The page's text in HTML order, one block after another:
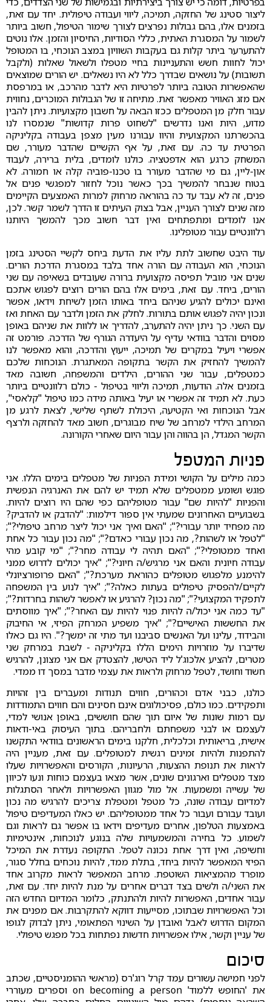
ליצור סטינג של החזקה, תמיכה, ליווי ועבודה טיפולית. יחד עם זאת,
בזמנים אלו, בהם גבולות נפרצים לצורך שימור הטיפול, חשוב ביותר
לשמור על המסגרת האתית, כללי הסודיות, החיסיון והזמן. אלו נוטים
להתערער ביתר קלות גם בעקבות השוויון במצב הנוכחי, בו המטופל
יכול לחוות חשש והתעניינות בחיי מטפלו ולשאול שאלות (ולקבל
תשובות) על נושאים שבדרך כלל לא היו נשאלים. יש הורים שמוצאים
שהאפשרות הטובה ביותר לפרטיות היא לדבר מהרכב, או במרפסת
אם מזג האוויר מאפשר זאת. מתיחה זו של הגבולות המוכרים, נחווית
עבור חלק מן המטפלים ככזו הבאה על חשבון מקצועיות. ניתן להבין
מדוע, היות ואנו נדרשים "לשחוט פרות קדושות" שנמסרו לנו
בהכשרתנו המקצועית והיוו עבורנו מעין מצפן בעבודה בקליניקה
הפרטית עד כה. עם זאת, על אף הקשיים שהדבר מעורר, שם
המשחק כרגע הוא אדפטציה. כולנו לומדים, בלית ברירה, לעבוד
און-ליין, גם מי שהדבר מעורר בו טכנו-פוביה קלה או חמורה. לא
בטוח שנבחר להמשיך בכך כאשר נוכל לחזור למפגשי פנים אל
פנים, זה לא עבד עד כה בהוראה מרחוק למרות האמצעים הקיימים
מזה שנים לצורך העניין, אבל בצוק העיתים זו הדרך לשמר קשר. לכן,
אנו לומדים ומתפתחים ואין דבר חשוב מכך להמשך היותנו
רלוונטיים עבור מטופלינו.
עוד היבט שחשוב לתת עליו את הדעת ביחס לקשיי הסטינג בזמן
הנוכחי, הוא העבודה עם הורה אחד בלבד במסגרת הדרכת הורים.
שנים אני מוביל תפיסה מקצועית ברורה שעובדים בשאיפה עם שני
הורים, ביחד. עם זאת, בימים אלו בהם הורים רוצים לפגוש אתכם
ואינם יכולים להגיע שניהם ביחד באותו הזמן לשיחת וידאו, אפשר
ונכון יהיה לפגוש אותם בתורות. לחלק את הזמן ולדבר עם האחת ואז
עם השני. כך ניתן יהיה להתערב, להדריך או ללוות את שניהם באופן
מסוים והדבר בוודאי עדיף על היעדרה הגורף של הדרכה. פורמט זה
אפשרי ויעיל במקרים של תמיכה, ייעוץ והדרכה, והוא מאפשר לנו
להמשיך להחזיק את הקשר בתקופה המאתגרת. הנוכחות שלכם
כמטפלים, עבור שני ההורים, הילדים והמשפחה, חשובה מאד
בזמנים אלה. הודעות, תמיכה וליווי בטיפול - כולם רלוונטיים ביותר
כעת. לא תמיד זה אפשרי או יעיל באותה מידה כמו טיפול "קלאסי",
אבל הנוכחות ואי הקטיעה, היכולת לשתף שלישי, לצאת לרגע מן
המרחב הילדי למרחב של שיח מבוגרים, חשוב מאד להחזקה ולרצף
הקשר המגדל, הן בהווה והן עבור היום שאחרי הקורונה.
פניות המטפל
כמה מילים על הקושי ומידת הפניות של מטפלים בימים הללו. אני
פוגש ושומע ממטפלים שלא תמיד יש להם את האנרגיה הנפשית
והפניות "להיות שם" עבור מטופליהם כפי שהם היו רוצים להיות.
בשבועיים האחרונים שמעתי אין ספור דילמות: "להדבק או להדביק?
מה מפחיד יותר עבורי?"; "האם ואיך אני יכול ליצר מרחב טיפולי?";
"לטפל או לשהות?, מה נכון עבורי כאדם?"; "מה נכון עבור כל אחת
ואחד ממטופלי?"; "האם תהיה לי עבודה מחר?"; "מי קובע מהי
עבודה חיונית והאם אני מרגיש/ה חיוני?"; "איך יכולים לדרוש ממני
להימנע מלפגוש מטופלים כהוראת מערכת?"; "האם פרופורציונלי
לקיים/להפסיק טיפולים בעתות כאלה?"; "איך לנוע בין המשפחה
לתפקיד המקצועי?"; "מה נכון? להרגיע או לאפשר לשהות בחרדות?";
"עד כמה אני יכול/ה להיות פנוי להיות עם האחר?"; "איך מווסתים
את החששות האישיים?"; "איך משפיע המרחק הפיזי, אי החיבוק
והבידוד, עלינו ועל האנשים סביבנו ועד מתי זה ימשך?". היו גם כאלו
שדיברו על מוזרויות הימים הללו בקליניקה - לשבת במרחק שני
מטרים, להציע אלכוג'ל ליד הטישו, להצטדק אם אני מצונן, להרגיש
חשוד וחושד, לטפל מרחוק ולראות את עצמי מדבר במסך דו ממדי.
כולנו, כבני אדם וכהורים, חווים תנודות ומעברים בין זהויות
ותפקידים. כמו כולם, פסיכולוגים אינם חסינים והם חווים התמודדות
עם רמות שונות של איום תוך שהם חוששים, באופן אנושי למדי,
לעצמם או לבני משפחתם ולחבריהם. בתוך העיסוק באי-ודאות
אישית, בריאותית וכלכלית, חלקנו בימים הראשונים בוודאי התקשנו
להתפנות ולהיות זמינים רגשית למטופלים. עם זאת, מעניין היה
לראות את תנופת ההצעות, הרעיונות, הקורסים והאפשרויות שעלו
מצד מטפלים וארגונים שונים, אשר מצאו בעצמם כוחות ונעו לכיוון
של עשייה ומשמעות. אל מול מגוון האפשרויות ולאחר הסתגלות
למדיום עבודה שונה, כל מטפל ומטפלת צריכים להרגיש מה נכון
ועובד עבורם ועבור כל אחד ממטופליהם. יש כאלו המעדיפים טיפול
באמצעות הטלפון, אחרים מעדיפים וידאו בו אפשר גם לראות וגם
לשמוע. כל בחירה והמשמעויות שלה בנוגע לנוכחות, אינטימיות
וחשיפה, ואין דרך אחת נכונה לטפל. התקופה נעדרת את המיכל
הפיזי המאפשר להיות ביחד, בתלת ממד, להיות נוכחים בחלל סגור,
מופרד מהמציאות השוטפת. מרחב המאפשר לראות מקרוב אחד
את השני/ה ולשים בצד דברים אחרים על מנת להיות יחד. עם זאת,
עבור אחדים, האפשרות להיות ולהתנתק, כלומר המדיום החדש הזה
וכל האפשרויות שבתוכו, מסייעות דווקא להתקרבות. אם מפנים את
המקום הדרוש לאבל ואובדן על השינוי הפתאומי, ניתן לבדוק לגופו
של עניין וקשר, אילו אפשרויות חדשות נפתחות בכל מפגש טיפולי.
סיכום
לפני חמישה עשורים עמד קרל רוג'רס (מראשי ההומניסטיים, שכתב
את 'החופש ללמוד' on becoming a person וספרים מעוררי